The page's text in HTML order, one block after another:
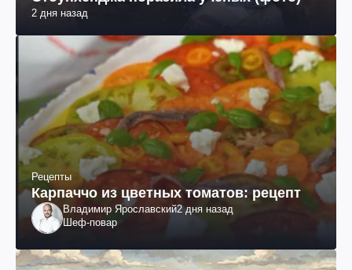
2 дня назад
Рецепты
Карпаччо из цветных томатов: рецепт
Владимир Ярославский2 дня назад
Шеф-повар